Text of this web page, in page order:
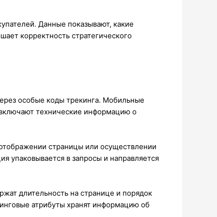
Данные показывают, какие
корректность стратегического
особые коды трекинга. Мобильные
технические информацию о
страницы или осуществлении
упаковывается в запросы и направляется
длительность на странице и порядок
атрибуты хранят информацию об